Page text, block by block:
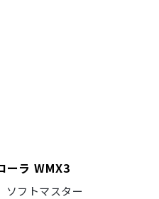
ーラ WMX3
ソフトマスター